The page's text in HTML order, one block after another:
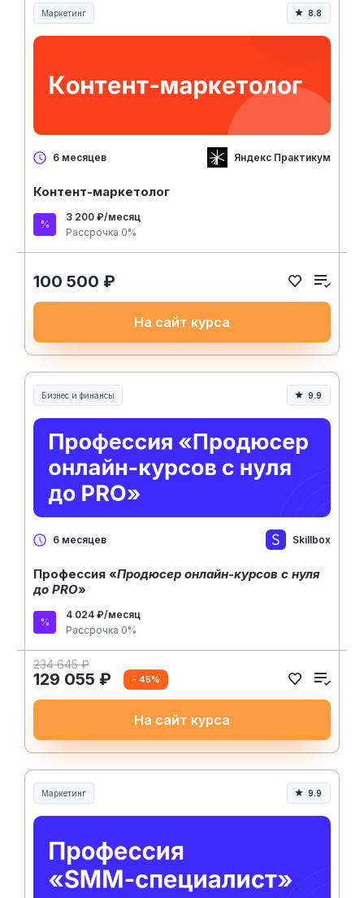
Маркетинг 8.8
6 месяцев Яндекс Практикум
Контент-маркетолог
3 200 ₽/месяц
Рассрочка 0%
100 500 ₽
На сайт курса
Бизнес и финансы 9.9
6 месяцев Skillbox
Профессия «Продюсер онлайн-курсов с нуля
до PRO»
4 024 ₽/месяц
Рассрочка 0%
234 645 ₽
129 055 ₽ - 45%
На сайт курса
Маркетинг 9.9